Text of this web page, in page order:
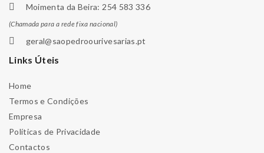
Moimenta da Beira: 254 583 336
(Chamada para a rede fixa nacional)
geral@saopedroourivesarias.pt
Links Úteis
Home
Termos e Condições
Empresa
Políticas de Privacidade
Contactos